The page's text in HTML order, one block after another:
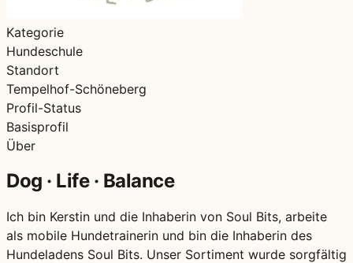
Kategorie
Hundeschule
Standort
Tempelhof-Schöneberg
Profil-Status
Basisprofil
Über
Dog · Life · Balance
Ich bin Kerstin und die Inhaberin von Soul Bits, arbeite
als mobile Hundetrainerin und bin die Inhaberin des
Hundeladens Soul Bits. Unser Sortiment wurde sorgfältig